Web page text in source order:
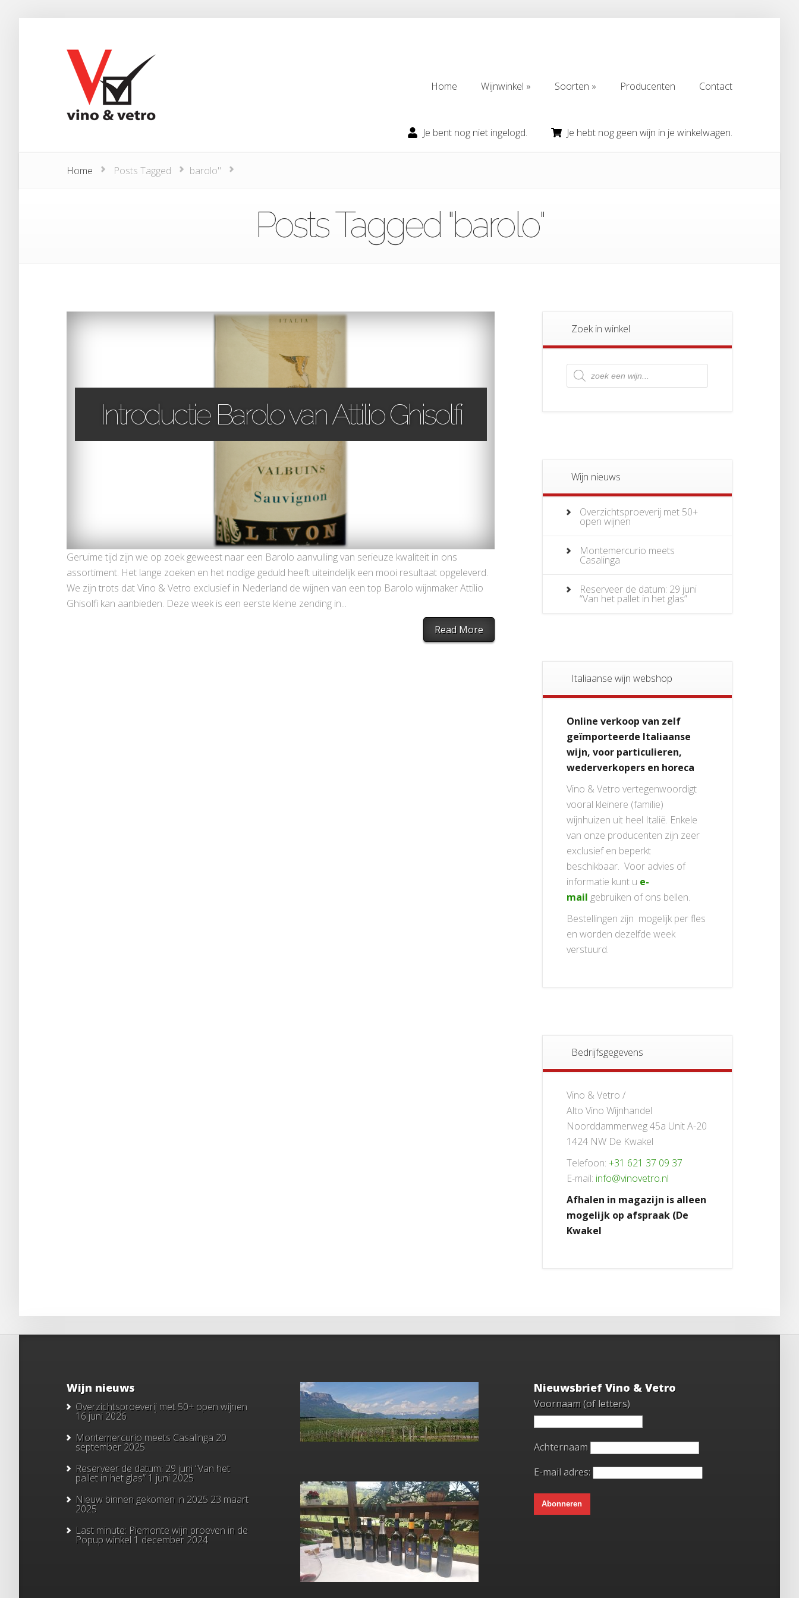
Home
Wijnwinkel
Soorten
Producenten
Contact
Je bent nog niet ingelogd.
Je hebt nog geen wijn in je winkelwagen.
Home Posts Tagged barolo"
Posts Tagged "barolo"
Introductie Barolo van Attilio Ghisolfi
Geruime tijd zijn we op zoek geweest naar een Barolo aanvulling van serieuze kwaliteit in ons
assortiment. Het lange zoeken en het nodige geduld heeft uiteindelijk een mooi resultaat opgeleverd.
We zijn trots dat Vino & Vetro exclusief in Nederland de wijnen van een top Barolo wijnmaker Attilio
Ghisolfi kan aanbieden. Deze week is een eerste kleine zending in...
Read More
Zoek in winkel
Producten
zoeken
Wijn nieuws
Overzichtsproeverij met 50+
open wijnen
Montemercurio meets
Casalinga
Reserveer de datum: 29 juni
“Van het pallet in het glas”
Italiaanse wijn webshop
Online verkoop van zelf
geïmporteerde Italiaanse
wijn, voor particulieren,
wederverkopers en horeca
Vino & Vetro vertegenwoordigt
vooral kleinere (familie)
wijnhuizen uit heel Italië. Enkele
van onze producenten zijn zeer
exclusief en beperkt
beschikbaar. Voor advies of
informatie kunt u e-
mail gebruiken of ons bellen.
Bestellingen zijn mogelijk per fles
en worden dezelfde week
verstuurd.
Bedrijfsgegevens
Vino & Vetro /
Alto Vino Wijnhandel
Noorddammerweg 45a Unit A-20
1424 NW De Kwakel
Telefoon: +31 621 37 09 37
E-mail: info@vinovetro.nl
Afhalen in magazijn is alleen
mogelijk op afspraak (De
Kwakel
Wijn nieuws
Overzichtsproeverij met 50+ open wijnen
16 juni 2026
Montemercurio meets Casalinga 20
september 2025
Reserveer de datum: 29 juni “Van het
pallet in het glas” 1 juni 2025
Nieuw binnen gekomen in 2025 23 maart
2025
Last minute: Piemonte wijn proeven in de
Popup winkel 1 december 2024
Nieuwsbrief Vino & Vetro
Voornaam (of letters)
Achternaam
E-mail adres: